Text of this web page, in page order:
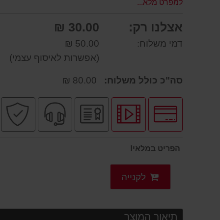
למפרט מלא...
אצלנו רק: 30.00 ₪
דמי משלוח:
50.00 ₪
(אפשרות לאיסוף עצמי)
סה"כ כולל משלוח:
לחץ
לאפשרויות
תשלומים
לחץ
לצפיה
בסרטון
יבואן
רשמי
שירות
מקצועי
הפריט במלאי!
לקנייה
תיאור המוצר